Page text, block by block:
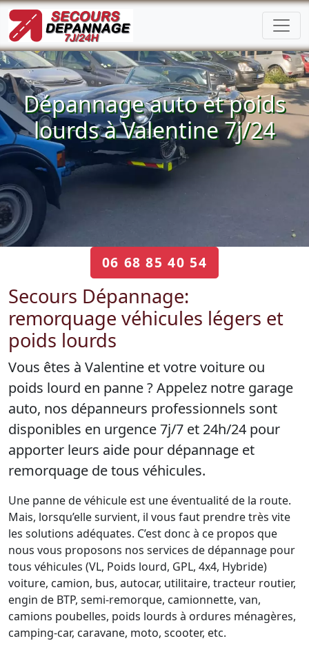
Dépannage auto et poids
lourds à Valentine 7j/24
06 68 85 40 54
Secours Dépannage:
remorquage véhicules légers et
poids lourds
Vous êtes à Valentine et votre voiture ou
poids lourd en panne ? Appelez notre garage
auto, nos dépanneurs professionnels sont
disponibles en urgence 7j/7 et 24h/24 pour
apporter leurs aide pour dépannage et
remorquage de tous véhicules.
Une panne de véhicule est une éventualité de la route.
Mais, lorsqu’elle survient, il vous faut prendre très vite
les solutions adéquates. C’est donc à ce propos que
nous vous proposons nos services de dépannage pour
tous véhicules (VL, Poids lourd, GPL, 4x4, Hybride)
voiture, camion, bus, autocar, utilitaire, tracteur routier,
engin de BTP, semi-remorque, camionnette, van,
camions poubelles, poids lourds à ordures ménagères,
camping-car, caravane, moto, scooter, etc.